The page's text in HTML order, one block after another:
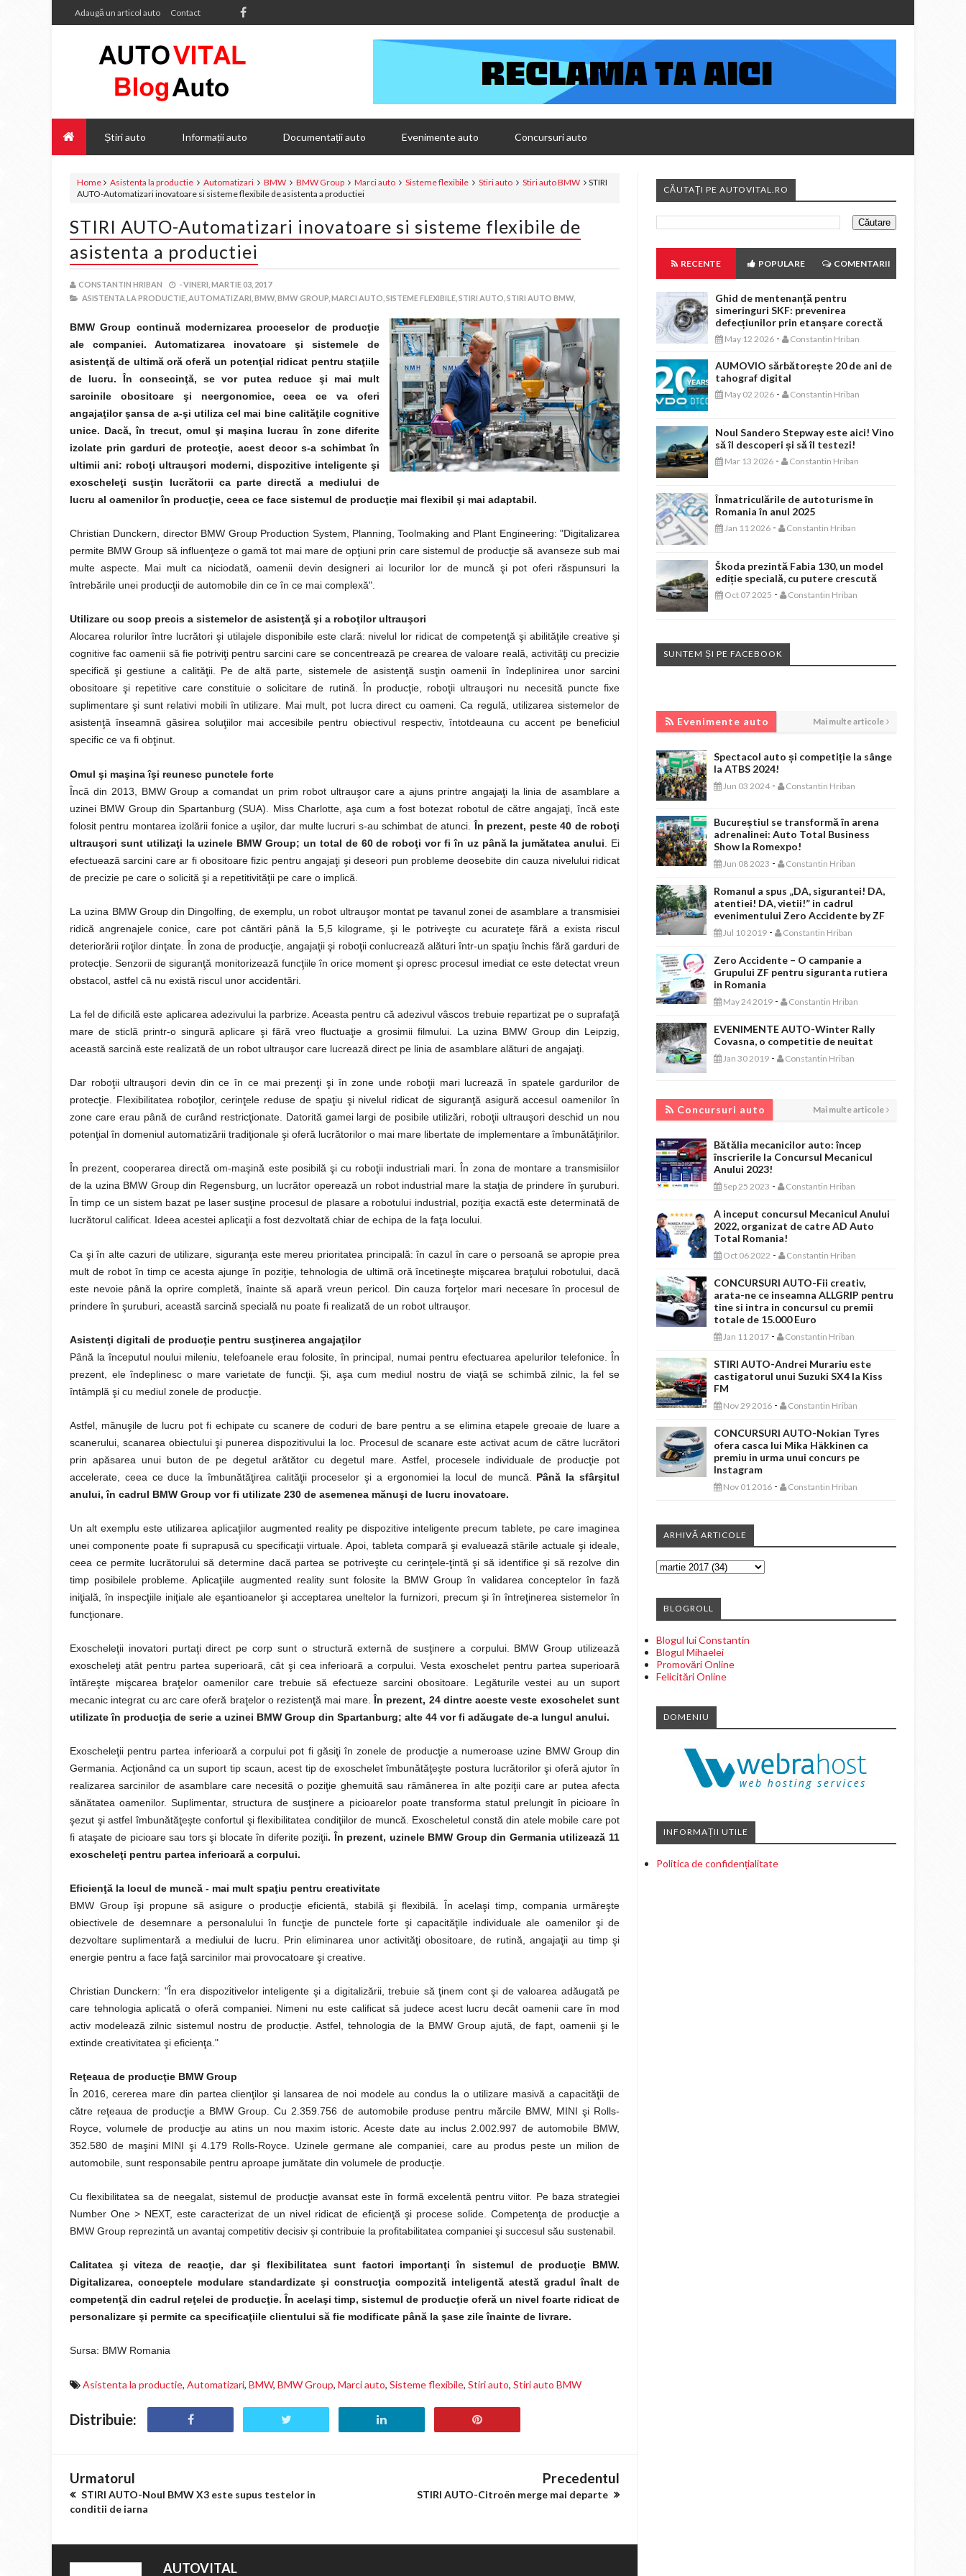
Adaugă un articol auto Contact
Știri auto Informații auto Documentații auto Evenimente auto Concursuri auto
Home Asistenta la productie Automatizari BMW BMW Group Marci auto Sisteme flexibile Stiri auto Stiri auto BMW
STIRI
AUTO-Automatizari inovatoare si sisteme flexibile de asistenta a productiei
STIRI AUTO-Automatizari inovatoare si sisteme flexibile de
asistenta a productiei
CONSTANTIN HRIBAN -VINERI, MARTIE 03, 2017
ASISTENTA LA PRODUCTIE, AUTOMATIZARI, BMW, BMW GROUP, MARCI AUTO, SISTEME FLEXIBILE, STIRI AUTO, STIRI AUTO BMW,
BMW Group continuă modernizarea proceselor de producţie
ale companiei. Automatizarea inovatoare şi sistemele de
asistenţă de ultimă oră oferă un potenţial ridicat pentru staţiile
de lucru. În consecinţă, se vor putea reduce şi mai mult
sarcinile obositoare şi neergonomice, ceea ce va oferi
angajaţilor şansa de a-şi utiliza cel mai bine calităţile cognitive
unice. Dacă, în trecut, omul şi maşina lucrau în zone diferite
izolate prin garduri de protecţie, acest decor s-a schimbat în
ultimii ani: roboţi ultrauşori moderni, dispozitive inteligente şi
exoscheleţi susţin lucrătorii ca parte directă a mediului de
lucru al oamenilor în producţie, ceea ce face sistemul de producţie mai flexibil şi mai adaptabil.
Christian Dunckern, director BMW Group Production System, Planning, Toolmaking and Plant Engineering: "Digitalizarea
permite BMW Group să influenţeze o gamă tot mai mare de opţiuni prin care sistemul de producţie să avanseze sub mai
multe aspecte. Mai mult ca niciodată, oamenii devin designeri ai locurilor lor de muncă şi pot oferi răspunsuri la
întrebările unei producţii de automobile din ce în ce mai complexă".
Utilizare cu scop precis a sistemelor de asistenţă şi a roboţilor ultrauşori
Alocarea rolurilor între lucrători şi utilajele disponibile este clară: nivelul lor ridicat de competenţă şi abilităţile creative şi
cognitive fac oamenii să fie potriviţi pentru sarcini care se concentrează pe crearea de valoare reală, activităţi cu precizie
specifică şi gestiune a calităţii. Pe de altă parte, sistemele de asistenţă susţin oamenii în îndeplinirea unor sarcini
obositoare şi repetitive care constituie o solicitare de rutină. În producţie, roboţii ultrauşori nu necesită puncte fixe
suplimentare şi sunt relativi mobili în utilizare. Mai mult, pot lucra direct cu oameni. Ca regulă, utilizarea sistemelor de
asistenţă înseamnă găsirea soluţiilor mai accesibile pentru obiectivul respectiv, întotdeauna cu accent pe beneficiul
specific ce va fi obţinut.
Omul şi maşina îşi reunesc punctele forte
Încă din 2013, BMW Group a comandat un prim robot ultrauşor care a ajuns printre angajaţi la linia de asamblare a
uzinei BMW Group din Spartanburg (SUA). Miss Charlotte, aşa cum a fost botezat robotul de către angajaţi, încă este
folosit pentru montarea izolării fonice a uşilor, dar multe lucruri s-au schimbat de atunci. În prezent, peste 40 de roboţi
ultrauşori sunt utilizaţi la uzinele BMW Group; un total de 60 de roboţi vor fi în uz până la jumătatea anului . Ei
efectuează sarcini care ar fi obositoare fizic pentru angajaţi şi deseori pun probleme deosebite din cauza nivelului ridicat
de precizie pe care o solicită şi a repetitivităţii pe care o implică.
La uzina BMW Group din Dingolfing, de exemplu, un robot ultrauşor montat pe tavanul zonei de asamblare a transmisiei
ridică angrenajele conice, care pot cântări până la 5,5 kilograme, şi le potriveşte cu acurateţe fără a exista riscul
deteriorării roţilor dinţate. În zona de producţie, angajaţii şi roboţii conlucrează alături într-un spaţiu închis fără garduri de
protecţie. Senzorii de siguranţă monitorizează funcţiile în orice moment şi opresc procesul imediat ce este detectat vreun
obstacol, astfel că nu există riscul unor accidentări.
La fel de dificilă este aplicarea adezivului la parbrize. Aceasta pentru că adezivul vâscos trebuie repartizat pe o suprafaţă
mare de sticlă printr-o singură aplicare şi fără vreo fluctuaţie a grosimii filmului. La uzina BMW Group din Leipzig,
această sarcină este realizată de un robot ultrauşor care lucrează direct pe linia de asamblare alături de angajaţi.
Dar roboţii ultrauşori devin din ce în ce mai prezenţi şi în zone unde roboţii mari lucrează în spatele gardurilor de
protecţie. Flexibilitatea roboţilor, cerinţele reduse de spaţiu şi nivelul ridicat de siguranţă asigură accesul oamenilor în
zone care erau până de curând restricţionate. Datorită gamei largi de posibile utilizări, roboţii ultrauşori deschid un nou
potenţial în domeniul automatizării tradiţionale şi oferă lucrătorilor o mai mare libertate de implementare a îmbunătăţirilor.
În prezent, cooperarea directă om-maşină este posibilă şi cu roboţii industriali mari. În zona de montare a transmisiilor
de la uzina BMW Group din Regensburg, un lucrător operează un robot industrial mare la staţia de prindere în şuruburi.
În timp ce un sistem bazat pe laser susţine procesul de plasare a robotului industrial, poziţia exactă este determinată de
lucrătorul calificat. Ideea acestei aplicaţii a fost dezvoltată chiar de echipa de la faţa locului.
Ca şi în alte cazuri de utilizare, siguranţa este mereu prioritatea principală: în cazul în care o persoană se apropie prea
mult de robot în timp ce acesta ajunge în poziţie, tehnologia de ultimă oră încetineşte mişcarea braţului robotului, dacă
este nevoie până la oprire completă, înainte să apară vreun pericol. Din cauza forţelor mari necesare în procesul de
prindere în şuruburi, această sarcină specială nu poate fi realizată de un robot ultrauşor.
Asistenţi digitali de producţie pentru susţinerea angajaţilor
Până la începutul noului mileniu, telefoanele erau folosite, în principal, numai pentru efectuarea apelurilor telefonice. În
prezent, ele îndeplinesc o mare varietate de funcţii. Şi, aşa cum mediul nostru de viaţă se schimbă zilnic, la fel se
întâmplă şi cu mediul zonele de producţie.
Astfel, mănuşile de lucru pot fi echipate cu scanere de coduri de bare pentru a se elimina etapele greoaie de luare a
scanerului, scanarea obiectului şi punerea dispozitivului la loc. Procesul de scanare este activat acum de către lucrători
prin apăsarea unui buton de pe degetul arătător cu degetul mare. Astfel, procesele individuale de producţie pot
accelerate, ceea ce duce la îmbunătăţirea calităţii proceselor şi a ergonomiei la locul de muncă. Până la sfârşitul
anului, în cadrul BMW Group vor fi utilizate 230 de asemenea mănuşi de lucru inovatoare.
Un alt exemplu este utilizarea aplicaţiilor augmented reality pe dispozitive inteligente precum tablete, pe care imaginea
unei componente poate fi suprapusă cu specificaţii virtuale. Apoi, tableta compară şi evaluează stările actuale şi ideale,
ceea ce permite lucrătorului să determine dacă partea se potriveşte cu cerinţele-ţintă şi să identifice şi să rezolve din
timp posibilele probleme. Aplicaţiile augmented reality sunt folosite la BMW Group în validarea conceptelor în fază
iniţială, în inspecţiile iniţiale ale eşantioanelor şi acceptarea uneltelor la furnizori, precum şi în întreţinerea sistemelor în
funcţionare.
Exoscheleţii inovatori purtaţi direct pe corp sunt o structură externă de susţinere a corpului. BMW Group utilizează
exoscheleţi atât pentru partea superioară, cât şi cea inferioară a corpului. Vesta exoschelet pentru partea superioară
întăreşte mişcarea braţelor oamenilor care trebuie să efectueze sarcini obositoare. Legăturile vestei au un suport
mecanic integrat cu arc care oferă braţelor o rezistenţă mai mare. În prezent, 24 dintre aceste veste exoschelet sunt
utilizate în producţia de serie a uzinei BMW Group din Spartanburg; alte 44 vor fi adăugate de-a lungul anului.
Exoscheleţii pentru partea inferioară a corpului pot fi găsiţi în zonele de producţie a numeroase uzine BMW Group din
Germania. Acţionând ca un suport tip scaun, acest tip de exoschelet îmbunătăţeşte postura lucrătorilor şi oferă ajutor în
realizarea sarcinilor de asamblare care necesită o poziţie ghemuită sau rămânerea în alte poziţii care ar putea afecta
sănătatea oamenilor. Suplimentar, structura de susţinere a picioarelor poate transforma statul prelungit în picioare în
şezut şi astfel îmbunătăţeşte confortul şi flexibilitatea condiţiilor de muncă. Exoscheletul constă din atele mobile care pot
fi ataşate de picioare sau tors şi blocate în diferite poziţii. În prezent, uzinele BMW Group din Germania utilizează 11
exoscheleţi pentru partea inferioară a corpului.
Eficienţă la locul de muncă - mai mult spaţiu pentru creativitate
BMW Group îşi propune să asigure o producţie eficientă, stabilă şi flexibilă. În acelaşi timp, compania urmăreşte
obiectivele de desemnare a personalului în funcţie de punctele forte şi capacităţile individuale ale oamenilor şi de
dezvoltare suplimentară a mediului de lucru. Prin eliminarea unor activităţi obositoare, de rutină, angajaţii au timp şi
energie pentru a face faţă sarcinilor mai provocatoare şi creative.
Christian Dunckern: "În era dispozitivelor inteligente şi a digitalizării, trebuie să ţinem cont şi de valoarea adăugată pe
care tehnologia aplicată o oferă companiei. Nimeni nu este calificat să judece acest lucru decât oamenii care în mod
activ modelează zilnic sistemul nostru de producție. Astfel, tehnologia de la BMW Group ajută, de fapt, oamenii şi le
extinde creativitatea şi eficienţa."
Reţeaua de producţie BMW Group
În 2016, cererea mare din partea clienţilor şi lansarea de noi modele au condus la o utilizare masivă a capacităţii de
către reţeaua de producţie a BMW Group. Cu 2.359.756 de automobile produse pentru mărcile BMW, MINI şi Rolls-
Royce, volumele de producţie au atins un nou maxim istoric. Aceste date au inclus 2.002.997 de automobile BMW,
352.580 de maşini MINI şi 4.179 Rolls-Royce. Uzinele germane ale companiei, care au produs peste un milion de
automobile, sunt responsabile pentru aproape jumătate din volumele de producţie.
Cu flexibilitatea sa de neegalat, sistemul de producţie avansat este în formă excelentă pentru viitor. Pe baza strategiei
Number One > NEXT, este caracterizat de un nivel ridicat de eficienţă şi procese solide. Competenţa de producţie a
BMW Group reprezintă un avantaj competitiv decisiv şi contribuie la profitabilitatea companiei şi succesul său sustenabil.
Calitatea şi viteza de reacţie, dar şi flexibilitatea sunt factori importanţi în sistemul de producţie BMW.
Digitalizarea, conceptele modulare standardizate şi construcţia compozită inteligentă atestă gradul înalt de
competenţă din cadrul reţelei de producţie. În acelaşi timp, sistemul de producţie oferă un nivel foarte ridicat de
personalizare şi permite ca specificaţiile clientului să fie modificate până la şase zile înainte de livrare.
Sursa: BMW Romania
Asistenta la productie, Automatizari, BMW, BMW Group, Marci auto, Sisteme flexibile, Stiri auto, Stiri auto BMW
Distribuie:
Urmatorul
STIRI AUTO-Noul BMW X3 este supus testelor in
conditii de iarna
Precedentul
STIRI AUTO-Citroën merge mai departe
AUTOVITAL
CĂUTAȚI PE AUTOVITAL.RO
RECENTE POPULARE COMENTARII
Ghid de mentenanță pentru
simeringuri SKF: prevenirea
defecțiunilor prin etanșare corectă
May 12 2026 - Constantin Hriban
AUMOVIO sărbătorește 20 de ani de
tahograf digital
May 02 2026 - Constantin Hriban
Noul Sandero Stepway este aici! Vino
să îl descoperi și să îl testezi!
Mar 13 2026 - Constantin Hriban
Înmatriculările de autoturisme în
Romania în anul 2025
Jan 11 2026 - Constantin Hriban
Škoda prezintă Fabia 130, un model
ediție specială, cu putere crescută
Oct 07 2025 - Constantin Hriban
SUNTEM ȘI PE FACEBOOK
Evenimente auto Mai multe articole
Spectacol auto și competiție la sânge
la ATBS 2024!
Jun 03 2024 - Constantin Hriban
Bucureștiul se transformă în arena
adrenalinei: Auto Total Business
Show la Romexpo!
Jun 08 2023 - Constantin Hriban
Romanul a spus „DA, sigurantei! DA,
atentiei! DA, vietii!” in cadrul
evenimentului Zero Accidente by ZF
Jul 10 2019 - Constantin Hriban
Zero Accidente – O campanie a
Grupului ZF pentru siguranta rutiera
in Romania
May 24 2019 - Constantin Hriban
EVENIMENTE AUTO-Winter Rally
Covasna, o competitie de neuitat
Jan 30 2019 - Constantin Hriban
Concursuri auto Mai multe articole
Bătălia mecanicilor auto: încep
înscrierile la Concursul Mecanicul
Anului 2023!
Sep 25 2023 - Constantin Hriban
A inceput concursul Mecanicul Anului
2022, organizat de catre AD Auto
Total Romania!
Oct 06 2022 - Constantin Hriban
CONCURSURI AUTO-Fii creativ,
arata-ne ce inseamna ALLGRIP pentru
tine si intra in concursul cu premii
totale de 15.000 Euro
Jan 11 2017 - Constantin Hriban
STIRI AUTO-Andrei Murariu este
castigatorul unui Suzuki SX4 la Kiss
FM
Nov 29 2016 - Constantin Hriban
CONCURSURI AUTO-Nokian Tyres
ofera casca lui Mika Häkkinen ca
premiu in urma unui concurs pe
Instagram
Nov 01 2016 - Constantin Hriban
ARHIVĂ ARTICOLE
BLOGROLL
Blogul lui Constantin
Blogul Mihaelei
Promovări Online
Felicitări Online
DOMENIU
INFORMAȚII UTILE
Politica de confidențialitate